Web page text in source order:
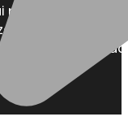
parfümök hazai
segít